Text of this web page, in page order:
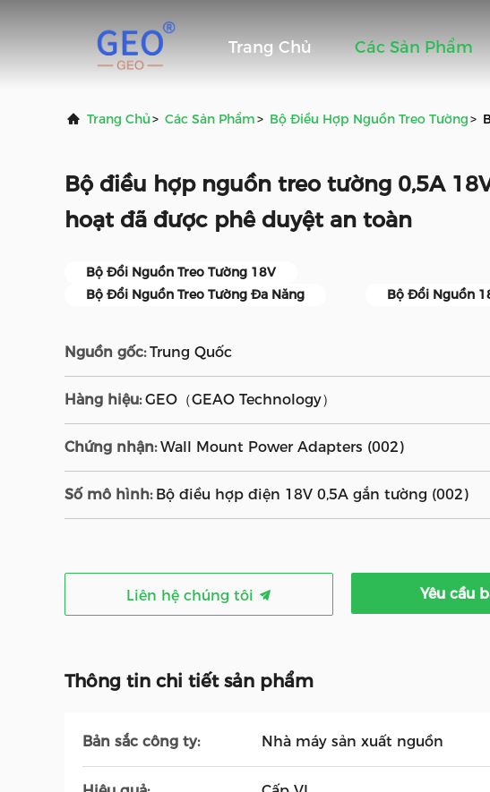
Trang Chủ Các Sản Phẩm
Trang Chủ> Các Sản Phẩm> Bộ Điều Hợp Nguồn Treo Tường>
Bộ điều hợp nguồn treo tường 0,5A
hoạt đã được phê duyệt an toàn
Bộ Đổi Nguồn Treo Tường 18V
Bộ Đổi Nguồn Treo Tường Đa Năng
Bộ Đổi Nguồn
Nguồn gốc: Trung Quốc
Hàng hiệu: GEO（GEAO Technology）
Chứng nhận: Wall Mount Power Adapters (002)
Số mô hình: Bộ điều hợp điện 18V 0,5A gắn tường (002)
Liên hệ chúng tôi Yêu cầu
Thông tin chi tiết sản phẩm
Bản sắc công ty: Nhà máy sản xuất nguồn